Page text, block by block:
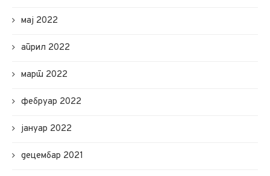
мај 2022
април 2022
март 2022
фебруар 2022
јануар 2022
децембар 2021